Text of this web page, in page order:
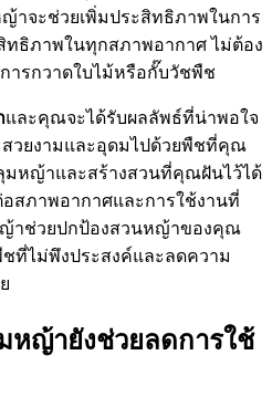
าจะช่วยเพิ่มประสิทธิภาพในการ
ธิภาพในทุกสภาพอากาศ ไม่ต้อง
การกวาดใบไม้หรือกั๊บวัชพืช
และคุณจะได้รับผลลัพธ์ที่น่าพอใจ
วยงามและอุดมไปด้วยพืชที่คุณ
มหญ้าและสร้างสวนที่คุณฝันไว้ได้
สภาพอากาศและการใช้งานที่
าช่วยปกป้องสวนหญ้าของคุณ
ที่ไม่พึงประสงค์และลดความ
หญ้ายังช่วยลดการใช้